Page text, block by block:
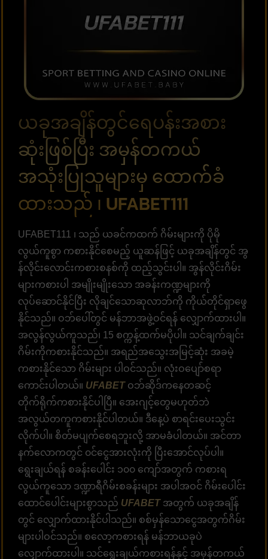
ယခုအချိန်တွင်ရေပန်းအစား
ဆုံးဖြစ်ပြီး အမှန်တကယ်
အသုံးပြုသူများမှ ထောက်ခံ
ထားသည် ၊ UFABET111
UFABET111 ၊ သည် ယခင်ကထက် ဂိမ်းများကို ပိုမို
လွယ်ကူစွာ ကစားနိုင်စေမည့် ယူဆန်ဖြင့် ယခုအချိန်တွင် အွ
န်လိုင်းလောင်းကစားစနစ်ကို ထည့်သွင်းပါ။ အွန်လိုင်းဂိမ်း
များကစားပါ အမျိုးမျိုးသော အခန်းကဏ္ဍများကို
လုပ်ဆောင်နိုင်ပြီး လိုချင်သောဆုလာဘ်ကို ကိုယ်တိုင်ရှာဖွေ
နိုင်သည်။ ဝဘ်ပေါ်တွင် မန်ဘာအဖွဲ့ဝင်ရန် လျှောက်ထားပါ။
အလွန်လွယ်ကူသည်၊ 15 စက္ကန့်ထက်မပိုပါ။ သင်ချက်ချင်း
ဂိမ်းကိုကစားနိုင်သည်။ အရည်အသွေးအမြင့်ဆုံး အခမဲ့
ကစားနိုင်သော ဂိမ်းများ ပါဝင်သည်။ လုံးဝပျော်စရာ
ကောင်းပါတယ်။ UFABETဝဘ်ဆိုဒ်ကနေတဆင့်
တိုက်ရိုက်ကစားနိုင်ပါပြီ။ အေးဂျင့်တွေမဟုတ်ဘဲ
အလွယ်တကူကစားနိုင်ပါတယ်။ ဒီနေ့ပဲ စာရင်းပေးသွင်း
လိုက်ပါ။ စိတ်မပျက်စေရဘူးလို့ အာမခံပါတယ်။ အင်တာ
နက်လောကတွင် ၀င်ငွေအားလုံးကို ပြီးအောင်လုပ်ပါ။
ရွေးချယ်ရန် စခန်းပေါင်း ၁၀၀ ကျော်အတွက် ကစားရ
လွယ်ကူသော ဒဏ္ဍာရီဂိမ်းစခန်းများ အပါအဝင် ဂိမ်းပေါင်း
ထောင်ပေါင်းများစွာသည် UFABETအတွက် ယခုအချိန်
တွင် လျှောက်ထားနိုင်ပါသည်။ စစ်မှန်သောငွေအတွက်ဂိမ်း
များပါဝင်သည်။ စလော့ကစားရန် မန်ဘာယခုပဲ
လျှောက်ထားပါ။ သင်ရွေးချယ်ကစားရန်နှင့် အမှန်တကယ်